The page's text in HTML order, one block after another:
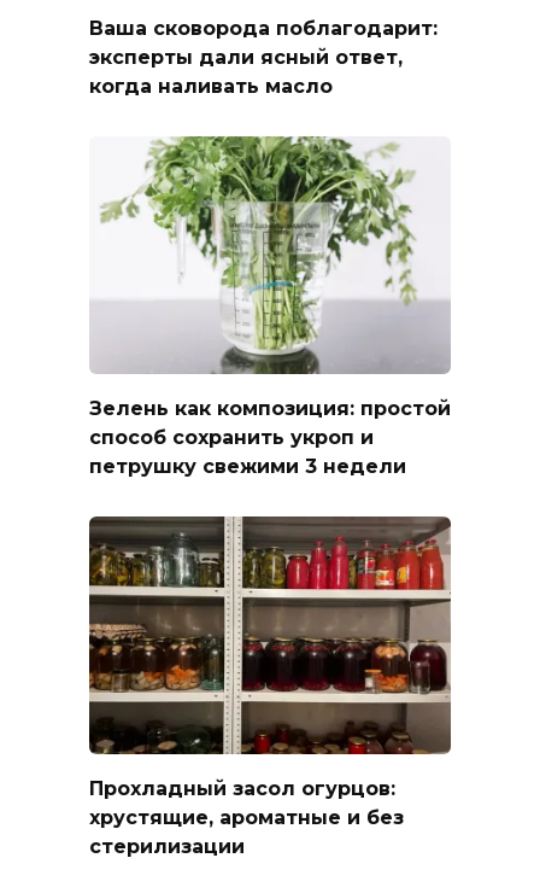
Ваша сковорода поблагодарит:
эксперты дали ясный ответ,
когда наливать масло
Зелень как композиция: простой
способ сохранить укроп и
петрушку свежими 3 недели
Прохладный засол огурцов:
хрустящие, ароматные и без
стерилизации